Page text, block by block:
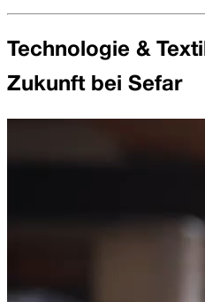
Technologie &
Zukunft bei Sefar